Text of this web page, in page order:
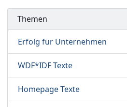
Themen
Erfolg für Unternehmen
WDF*IDF Texte
Homepage Texte